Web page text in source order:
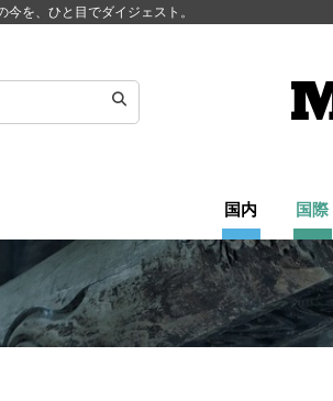
今を、ひと目でダイジェスト。
国内 国際